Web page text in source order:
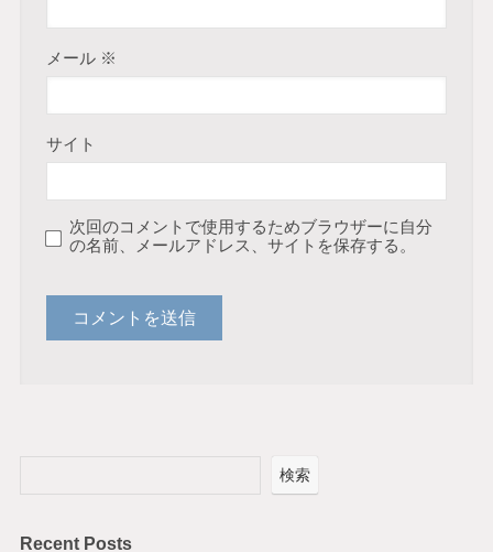
メール ※
サイト
次回のコメントで使用するためブラウザーに自分
の名前、メールアドレス、サイトを保存する。
検索
Recent Posts